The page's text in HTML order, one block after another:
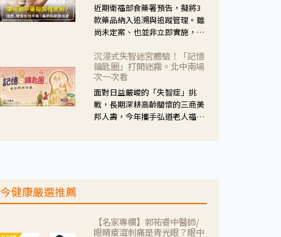
近期衛福部食藥署預告，擬將3
款藥品納入追溯與追蹤管理。雖
尚未定案、也並非立即實施，不
人杰藥師表示，這三款藥物目
的、作用、風險各有不同，管制
與否所帶來的後許影響也不同，
可先了解其特性。
沉浸式失智迷宮體驗！「記憶
鑰匙圈」打開迷霧。北中南場
次一次看
面對日益嚴峻的「失智症」挑
戰，長期深耕高齡關懷的三商美
邦人壽，今年攜手弘道老人福利
生活挑戰。
今健康嚴選推薦
【名家專欄】郭祐睿中醫師/
眼睛痠澀刺痛是青光眼？眼中